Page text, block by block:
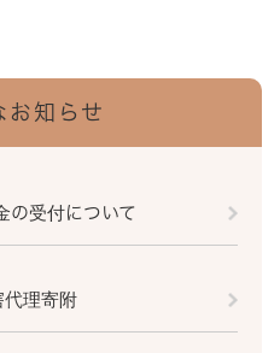
お知らせ
の受付について
理寄附